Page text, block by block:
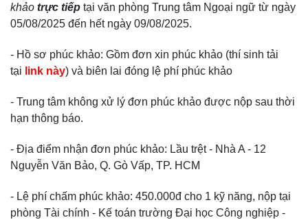
khảo trực tiếp tại văn phòng Trung tâm Ngoại ngữ từ ngày
05/08/2025 đến hết ngày 09/08/2025.
- Hồ sơ phúc khảo: Gồm đơn xin phúc khảo (thí sinh tải
tại link này) và biên lai đóng lệ phí phúc khảo
- Trung tâm không xử lý đơn phúc khảo được nộp sau thời
hạn thông báo.
- Địa điểm nhận đơn phúc khảo: Lầu trệt - Nhà A - 12
Nguyễn Văn Bảo, Q. Gò Vấp, TP. HCM
- Lệ phí chấm phúc khảo: 450.000đ cho 1 kỹ năng, nộp tại
phòng Tài chính - Kế toán trường Đại học Công nghiệp -